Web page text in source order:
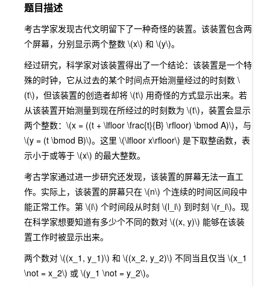
题目描述
考古学家发现古代文明留下了一种奇怪的装置。该装置包含两
个屏幕，分别显示两个整数 \(x\) 和 \(y\)。
经过研究，科学家对该装置得出了一个结论：该装置是一个特
殊的时钟，它从过去的某个时间点开始测量经过的时刻数 \
(t\)，但该装置的创造者却将 \(t\) 用奇怪的方式显示出来。若
从该装置开始测量到现在所经过的时刻数为 \(t\)，装置会显示
两个整数： \(x = ((t + \lfloor \frac{t}{B} \rfloor) \bmod A)\)，与
\(y = (t \bmod B)\)。这里 \(\lfloor x\rfloor\) 是下取整函数，表
示小于或等于 \(x\) 的最大整数。
考古学家通过进一步研究还发现，该装置的屏幕无法一直工
作。实际上，该装置的屏幕只在 \(n\) 个连续的时间区间段中
能正常工作。第 \(i\) 个时间段从时刻 \(l_i\) 到时刻 \(r_i\)。现
在科学家想要知道有多少个不同的数对 \((x, y)\) 能够在该装
置工作时被显示出来。
两个数对 \((x_1, y_1)\) 和 \((x_2, y_2)\) 不同当且仅当 \(x_1
\not = x_2\) 或 \(y_1 \not = y_2\)。